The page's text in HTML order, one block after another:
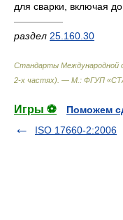
для сварки, включая
—————
раздел 25.160.30
Стандарты Международной
2-х частях). — М.: ФГУП
Игры ⚽
Поможем
ISO 17660-2:2006